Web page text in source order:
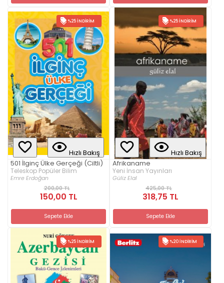
%25 İNDIRIM
Hızlı Bakış
501 İlginç Ülke Gerçeği (Ciltli)
Teleskop Popüler Bilim
Emre Erdoğan
200,00 TL
150,00 TL
Sepete Ekle
%25 İNDIRIM
Hızlı Bakış
Afrikaname
Yeni İnsan Yayınları
Güliz Elal
425,00 TL
318,75 TL
Sepete Ekle
%25 İNDIRIM %20 İNDIRIM